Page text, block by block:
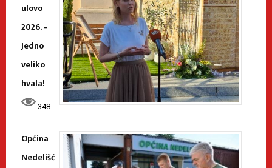
ulovo
2026. –
Jedno
veliko
hvala!
348
Općina
Nedelišć